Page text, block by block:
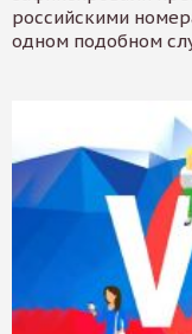
российскими
одном подобном